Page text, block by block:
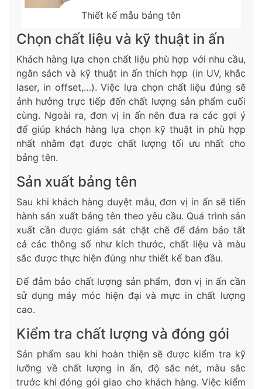
Thiết kế mẫu bảng tên
Chọn chất liệu và kỹ thuật in ấn
Khách hàng lựa chọn chất liệu phù hợp với nhu cầu,
ngân sách và kỹ thuật in ấn thích hợp (in UV, khắc
laser, in offset,…). Việc lựa chọn chất liệu đúng sẽ
ảnh hưởng trực tiếp đến chất lượng sản phẩm cuối
cùng. Ngoài ra, đơn vị in ấn nên đưa ra các gợi ý
để giúp khách hàng lựa chọn kỹ thuật in phù hợp
nhất nhằm đạt được chất lượng tối ưu nhất cho
bảng tên.
Sản xuất bảng tên
Sau khi khách hàng duyệt mẫu, đơn vị in ấn sẽ tiến
hành sản xuất bảng tên theo yêu cầu. Quá trình sản
xuất cần được giám sát chặt chẽ để đảm bảo tất
cả các thông số như kích thước, chất liệu và màu
sắc được thực hiện đúng như thiết kế ban đầu.
Để đảm bảo chất lượng sản phẩm, đơn vị in ấn cần
sử dụng máy móc hiện đại và mực in chất lượng
cao.
Kiểm tra chất lượng và đóng gói
Sản phẩm sau khi hoàn thiện sẽ được kiểm tra kỹ
lưỡng về chất lượng in ấn, độ sắc nét, màu sắc
trước khi đóng gói giao cho khách hàng. Việc kiểm